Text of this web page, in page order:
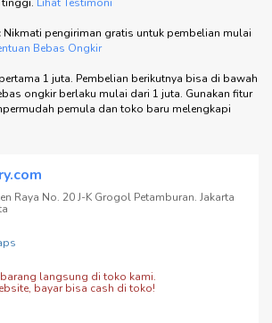
Lihat Testimoni
Nikmati pengiriman gratis untuk pembelian mulai
Bebas Ongkir
1 juta. Pembelian berikutnya bisa di bawah
ongkir berlaku mulai dari 1 juta. Gunakan fitur
pemula dan toko baru melengkapi
Raya No. 20 J-K Grogol Petamburan. Jakarta
langsung di toko kami.
bayar bisa cash di toko!